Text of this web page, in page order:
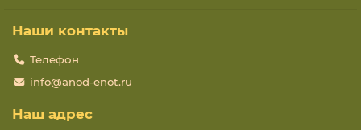
Наши контакты
Телефон
info@anod-enot.ru
Наш адрес